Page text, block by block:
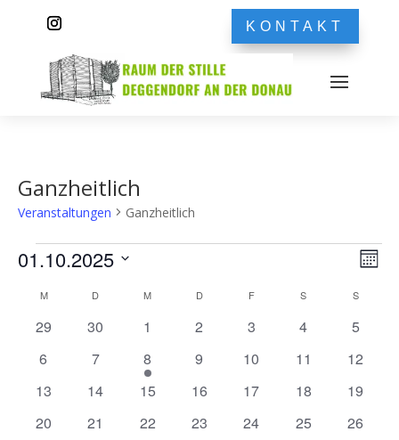
KONTAKT
Ganzheitlich
Veranstaltungen Ganzheitlich
Veranstaltungen Monat
01.10.2025
wählen.
Kalender
von
MMONTAG D DIENSTAGM MITTWOCH
DDONNERSTAG
FFREITAG S SAMSTAGS
0
29
0
30
0
1
0
2
0
3
0
4
0
5
0
6
0
Veranstaltungen
7
1
Veranstaltung
8
0
9
0
10
0
11
0
12
0
13
0
14
0
15
0
16
0
17
0
18
0
19
0
20
0
21
0
22
0
23
0
24
0
25
0
26